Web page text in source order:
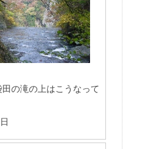
の滝の上はこうなって